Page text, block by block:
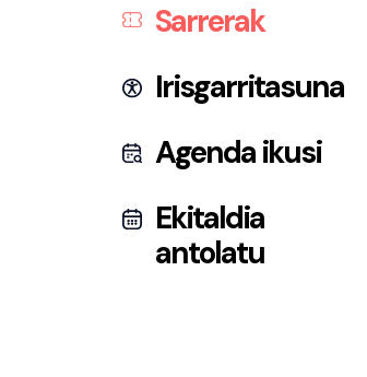
Sarrerak
Irisgarritasuna
Agenda ikusi
Ekitaldia
antolatu